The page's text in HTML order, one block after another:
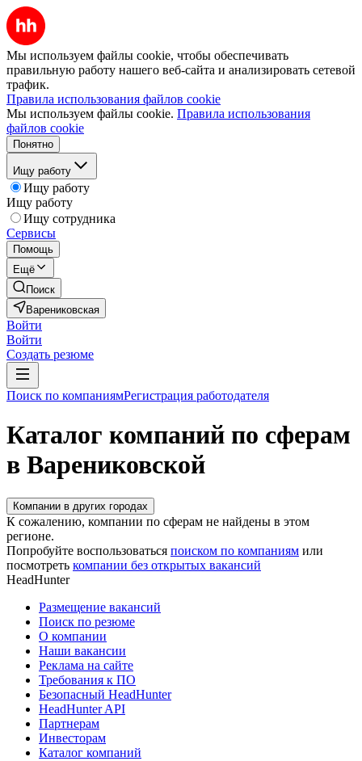
Мы используем файлы cookie, чтобы обеспечивать
правильную работу нашего веб-сайта и анализировать сетевой
трафик.
Правила использования файлов cookie
Мы используем файлы cookie. Правила использования
файлов cookie
Понятно
Ищу работу
Ищу работу
Ищу работу
Ищу сотрудника
Сервисы
Помощь
Ещё
Поиск
Варениковская
Войти
Войти
Создать резюме
Поиск по компаниямРегистрация работодателя
Каталог компаний по сферам
в Варениковской
Компании в других городах
К сожалению, компании по сферам не найдены в этом
регионе.
Попробуйте воспользоваться поиском по компаниям или
посмотреть компании без открытых вакансий
HeadHunter
Размещение вакансий
Поиск по резюме
О компании
Наши вакансии
Реклама на сайте
Требования к ПО
Безопасный HeadHunter
HeadHunter API
Партнерам
Инвесторам
Каталог компаний